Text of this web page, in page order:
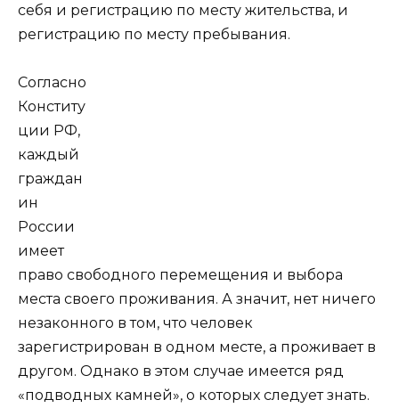
себя и регистрацию по месту жительства, и
регистрацию по месту пребывания.
Согласно
Конститу
ции РФ,
каждый
граждан
ин
России
имеет
право свободного перемещения и выбора
места своего проживания. А значит, нет ничего
незаконного в том, что человек
зарегистрирован в одном месте, а проживает в
другом. Однако в этом случае имеется ряд
«подводных камней», о которых следует знать.